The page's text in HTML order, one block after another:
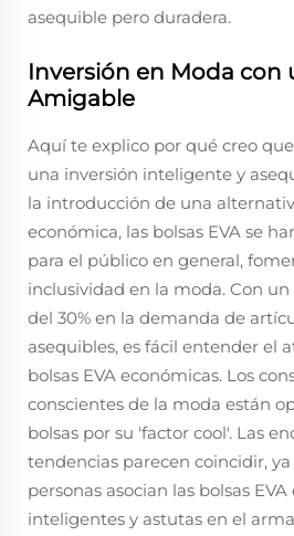
asequible pero duradera.
Inversión en Moda con
Amigable
Aquí te explico por qué creo que
una inversión inteligente y
la introducción de una
económica, las bolsas EVA se
para el público en general,
inclusividad en la moda. Con
del 30% en la demanda de
asequibles, es fácil entender el
bolsas EVA económicas. Los
conscientes de la moda están
bolsas por su 'factor cool'. Las
tendencias parecen coincidir,
personas asocian las bolsas
inteligentes y astutas en el